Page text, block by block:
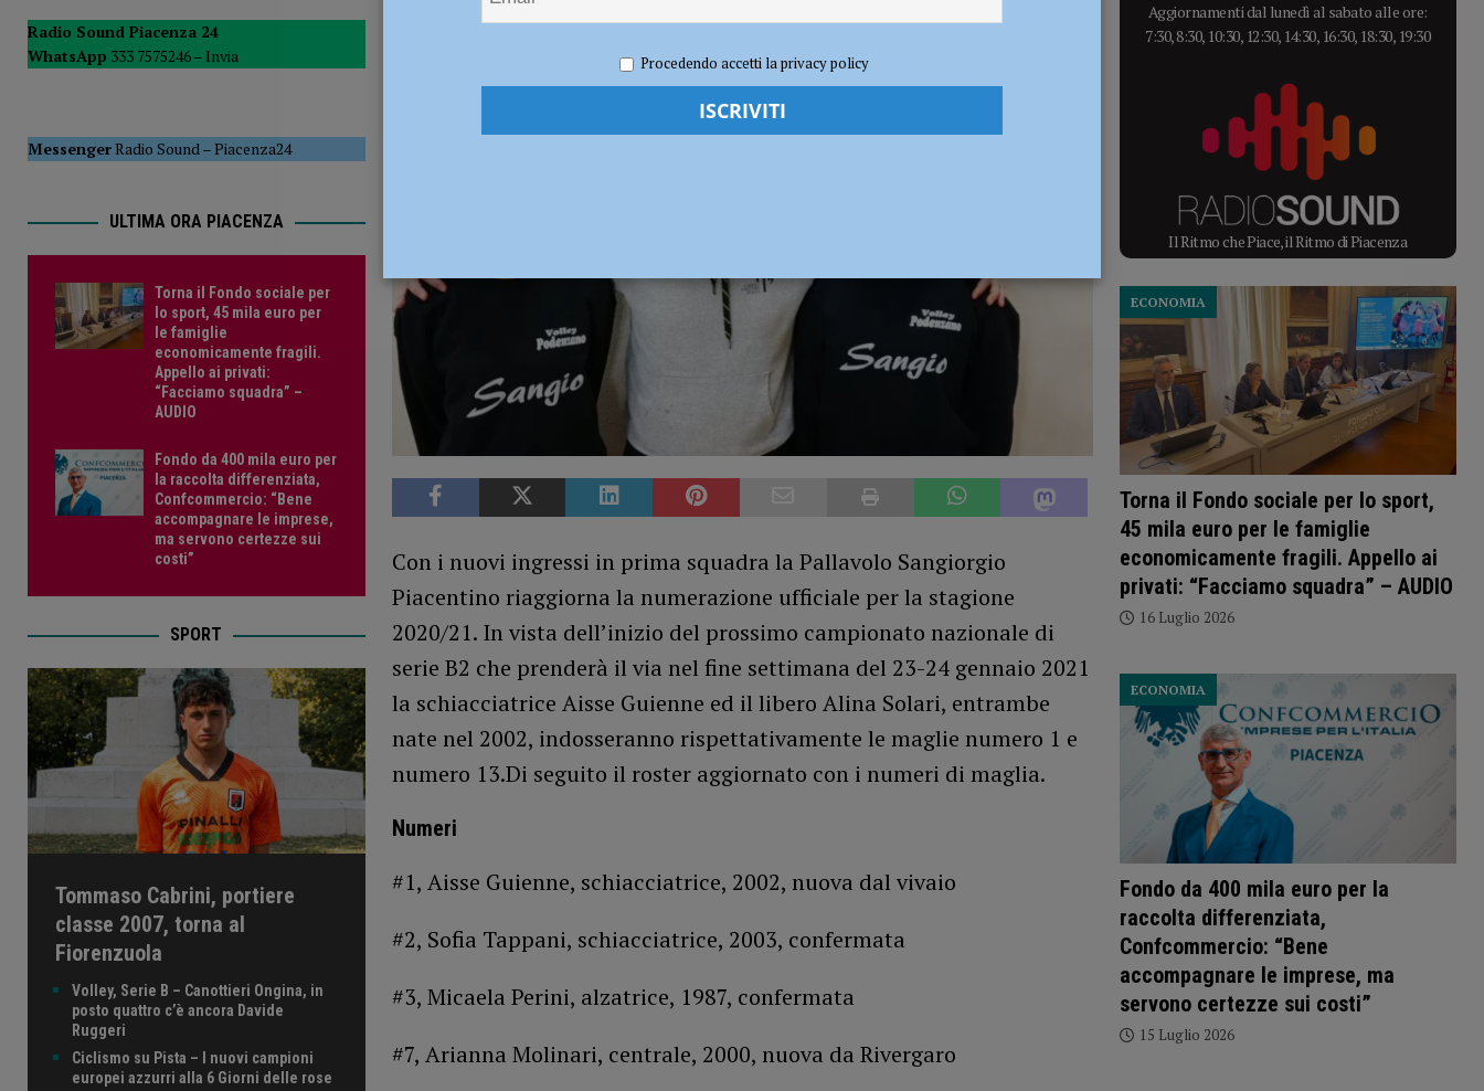
PIACENZA
[ 15 Luglio 2026 ] Sei ordigni della Seconda Guerra Mondiale nell’aeroporto di San Damiano, delicata operazione del Genio Pontieri – IL
Con i nuovi ingressi in prima squadra la Pallavolo Sangiorgio
Piacentino riaggiorna la numerazione ufficiale per la stagione
2020/21. In vista dell’inizio del prossimo campionato nazionale di
serie B2 che prenderà il via nel fine settimana del 23-24 gennaio 2021
la schiacciatrice Aisse Guienne ed il libero Alina Solari, entrambe
nate nel 2002, indosseranno rispettativamente le maglie numero 1 e
numero 13.Di seguito il roster aggiornato con i numeri di maglia.
Numeri
#1, Aisse Guienne, schiacciatrice, 2002, nuova dal vivaio
#2, Sofia Tappani, schiacciatrice, 2003, confermata
#3, Micaela Perini, alzatrice, 1987, confermata
#7, Arianna Molinari, centrale, 2000, nuova da Rivergaro
Radio Sound Piacenza 24
WhatsApp 333 7575246 – Invia
MessengerRadio Sound–Piacenza24
ULTIMA ORA PIACENZA
Torna il Fondo sociale per
lo sport, 45 mila euro per
le famiglie
economicamente fragili.
Appello ai privati:
“Facciamo squadra” –
AUDIO
Fondo da 400 mila euro per
la raccolta differenziata,
Confcommercio: “Bene
accompagnare le imprese,
ma servono certezze sui
costi”
SPORT
Tommaso Cabrini, portiere
classe 2007, torna al
Fiorenzuola
Volley, Serie B – Canottieri Ongina, in
posto quattro c’è ancora Davide
Ruggeri
Ciclismo su Pista – I nuovi campioni
europei azzurri alla 6 Giorni delle rose
Aggiornamenti dal lunedì al sabato alle ore:
7:30, 8:30, 10:30, 12:30, 14:30, 16:30, 18:30, 19:30
Il Ritmo che Piace, il Ritmo di Piacenza
Torna il Fondo sociale per lo sport,
45 mila euro per le famiglie
economicamente fragili. Appello ai
privati: “Facciamo squadra” – AUDIO
ECONOMIA
16 Luglio 2026
Fondo da 400 mila euro per la
raccolta differenziata,
Confcommercio: “Bene
accompagnare le imprese, ma
servono certezze sui costi”
ECONOMIA
15 Luglio 2026
Procedendo accetti la privacy policy